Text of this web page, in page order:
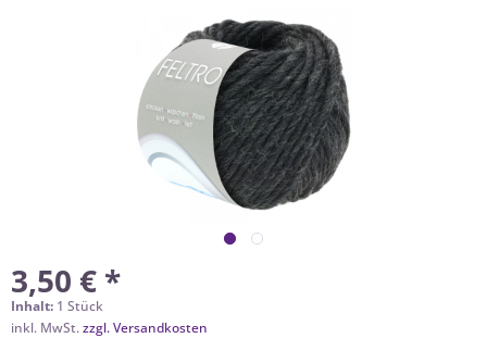
3,50 € *
Inhalt: 1 Stück
inkl. MwSt.zzgl. Versandkosten